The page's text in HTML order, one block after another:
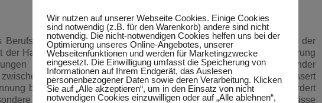
2013 durch die Bundesregierung appelliert der
der Handwerkskammer Halle, Thomas Keindorf, an die Landesregierung
zur Fachkräftesicherung auszubauen und besser aufeinander
beruflicher und akademischer Bildung muss weiter verbessert
bereits erworbener Kenntnisse führt zu mehr Flexibilität und fördert
Studienabbrecher können dank ihrer theoretischen Vorkenntnisse
Wir nutzen auf unserer Webseite Cookies. Einige Cookies
sind notwendig (z.B. für den Warenkorb) andere sind nicht
notwendig. Die nicht-notwendigen Cookies helfen uns bei der
Optimierung unseres Online-Angebotes, unserer
Webseitenfunktionen und werden für Marketingzwecke
eingesetzt. Die Einwilligung umfasst die Speicherung von
Informationen auf Ihrem Endgerät, das Auslesen
personenbezogener Daten sowie deren Verarbeitung. Klicken
Sie auf „Alle akzeptieren“, um in den Einsatz von nicht
notwendigen Cookies einzuwilligen oder auf „Alle ablehnen“,